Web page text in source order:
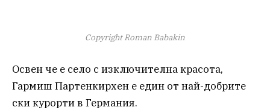
Copyright Roman Babakin
Освен че е село с изключителна красота,
Гармиш Партенкирхен е един от най-добрите
ски курорти в Германия.